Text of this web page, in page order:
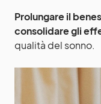
Prolungare il
consolidare gli
qualità del sonno.